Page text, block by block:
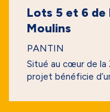
Lots 5 et 6 de
Moulins
PANTIN
Situé au cœur de la
projet bénéficie